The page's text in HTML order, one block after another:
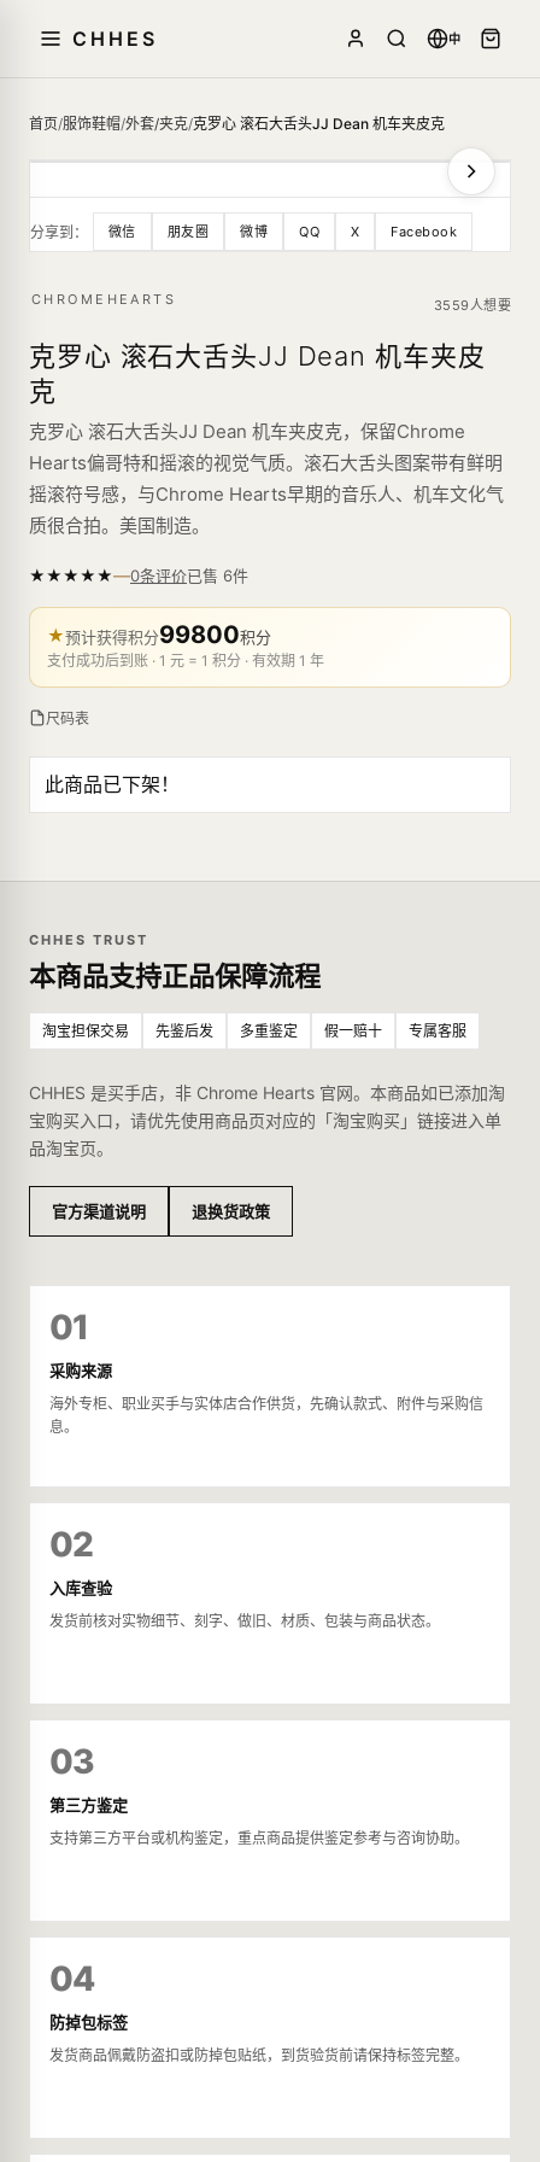
CHHES 中
首页/服饰鞋帽/外套/夹克/克罗心 滚石大舌头JJ Dean 机车夹皮克
分享到： 微信 朋友圈 微博 QQ X Facebook
CHROMEHEARTS 3559人想要
克罗心 滚石大舌头JJ Dean 机车夹皮
克
克罗心 滚石大舌头JJ Dean 机车夹皮克，保留Chrome
Hearts偏哥特和摇滚的视觉气质。滚石大舌头图案带有鲜明
摇滚符号感，与Chrome Hearts早期的音乐人、机车文化气
质很合拍。美国制造。
★★★★★—0条评价已售 6件
★预计获得积分99800积分
支付成功后到账 · 1 元 = 1 积分 · 有效期 1 年
尺码表
此商品已下架！
CHHES TRUST
本商品支持正品保障流程
淘宝担保交易 先鉴后发 多重鉴定 假一赔十 专属客服
CHHES 是买手店，非 Chrome Hearts 官网。本商品如已添加淘
宝购买入口，请优先使用商品页对应的「淘宝购买」链接进入单
品淘宝页。
官方渠道说明 退换货政策
01
采购来源
海外专柜、职业买手与实体店合作供货，先确认款式、附件与采购信
息。
02
入库查验
发货前核对实物细节、刻字、做旧、材质、包装与商品状态。
03
第三方鉴定
支持第三方平台或机构鉴定，重点商品提供鉴定参考与咨询协助。
04
防掉包标签
发货商品佩戴防盗扣或防掉包贴纸，到货验货前请保持标签完整。